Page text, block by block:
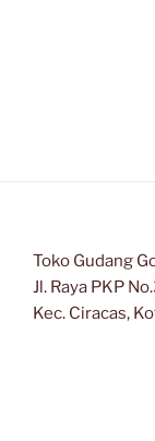
Toko Gudang
Jl. Raya PKP
Kec. Ciracas,